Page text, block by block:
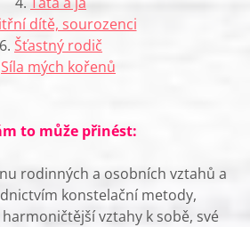
dítě, sourozenci
6. Šťastný rodič
Síla mých kořenů
to může přinést:
rodinných a osobních vztahů a
konstelační metody,
vztahy k sobě, své